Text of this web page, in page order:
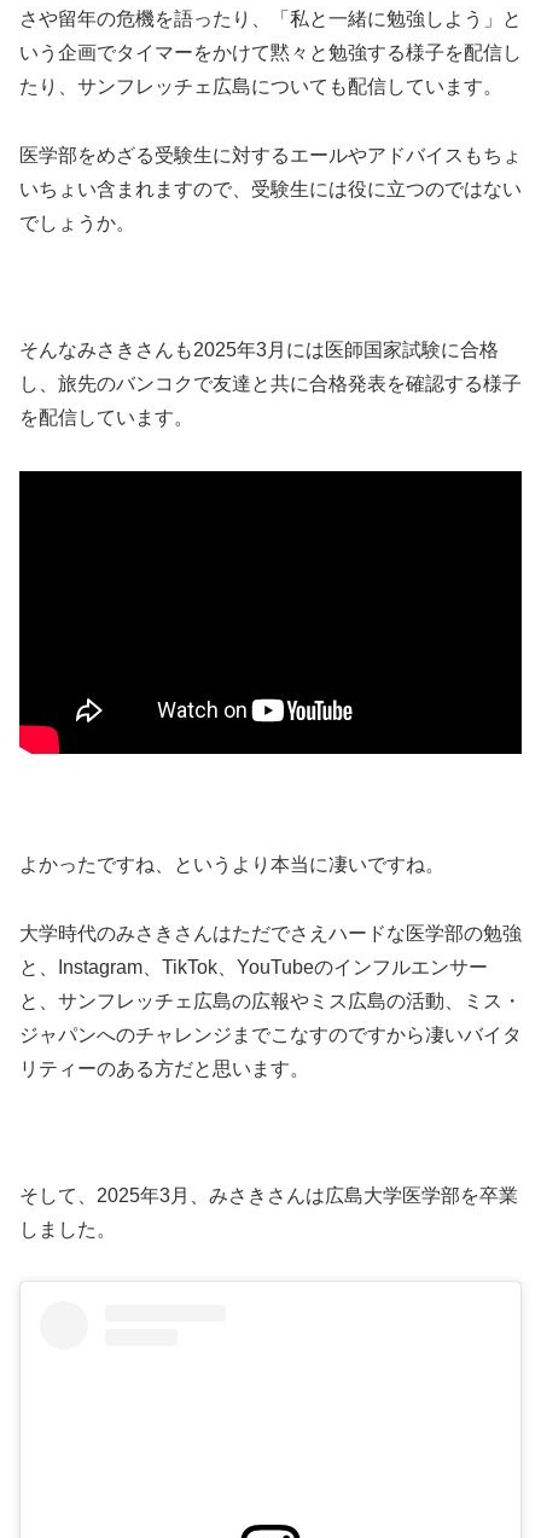
さや留年の危機を語ったり、「私と一緒に勉強しよう」と
いう企画でタイマーをかけて黙々と勉強する様子を配信し
たり、サンフレッチェ広島についても配信しています。
医学部をめざる受験生に対するエールやアドバイスもちょ
いちょい含まれますので、受験生には役に立つのではない
でしょうか。
そんなみさきさんも2025年3月には医師国家試験に合格
し、旅先のバンコクで友達と共に合格発表を確認する様子
を配信しています。
よかったですね、というより本当に凄いですね。
大学時代のみさきさんはただでさえハードな医学部の勉強
と、Instagram、TikTok、YouTubeのインフルエンサー
と、サンフレッチェ広島の広報やミス広島の活動、ミス・
ジャパンへのチャレンジまでこなすのですから凄いバイタ
リティーのある方だと思います。
そして、2025年3月、みさきさんは広島大学医学部を卒業
しました。